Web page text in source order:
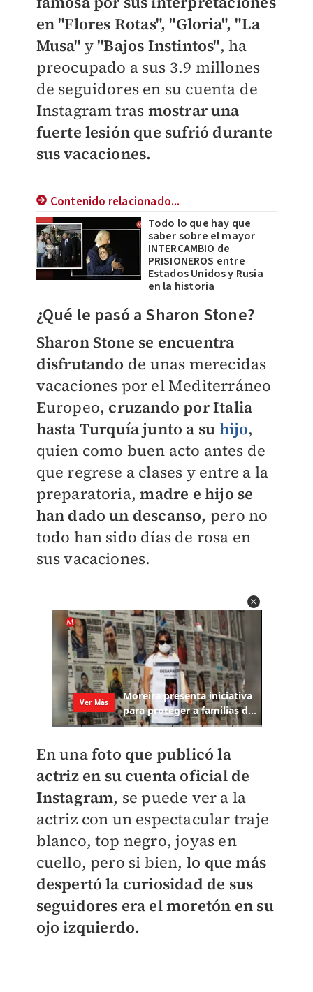
en"Flores Rotas", "Gloria", "La
Musa" y"Bajos Instintos", ha
preocupado a sus 3.9 millones
de seguidores en su cuenta de
Instagram tras mostrar una
fuerte lesión que sufrió durante
sus vacaciones.
Contenido relacionado...
Todo lo que hay que
saber sobre el mayor
INTERCAMBIO de
PRISIONEROS entre
Estados Unidos y Rusia
en la historia
​¿Qué le pasó a Sharon Stone?
Sharon Stone se encuentra
disfrutando de unas merecidas
vacaciones por el Mediterráneo
Europeo, cruzando por Italia
hasta Turquía junto a su hijo,
quien como buen acto antes de
que regrese a clases y entre a la
preparatoria,madre e hijo se
han dado un descanso, pero no
todo han sido días de rosa en
sus vacaciones.
En unafoto que publicó la
actriz en su cuenta oficial de
Instagram, se puede ver a la
actriz con un espectacular traje
blanco, top negro, joyas en
cuello, pero si bien, lo que más
despertó la curiosidad de sus
seguidores era el moretón en su
ojo izquierdo.